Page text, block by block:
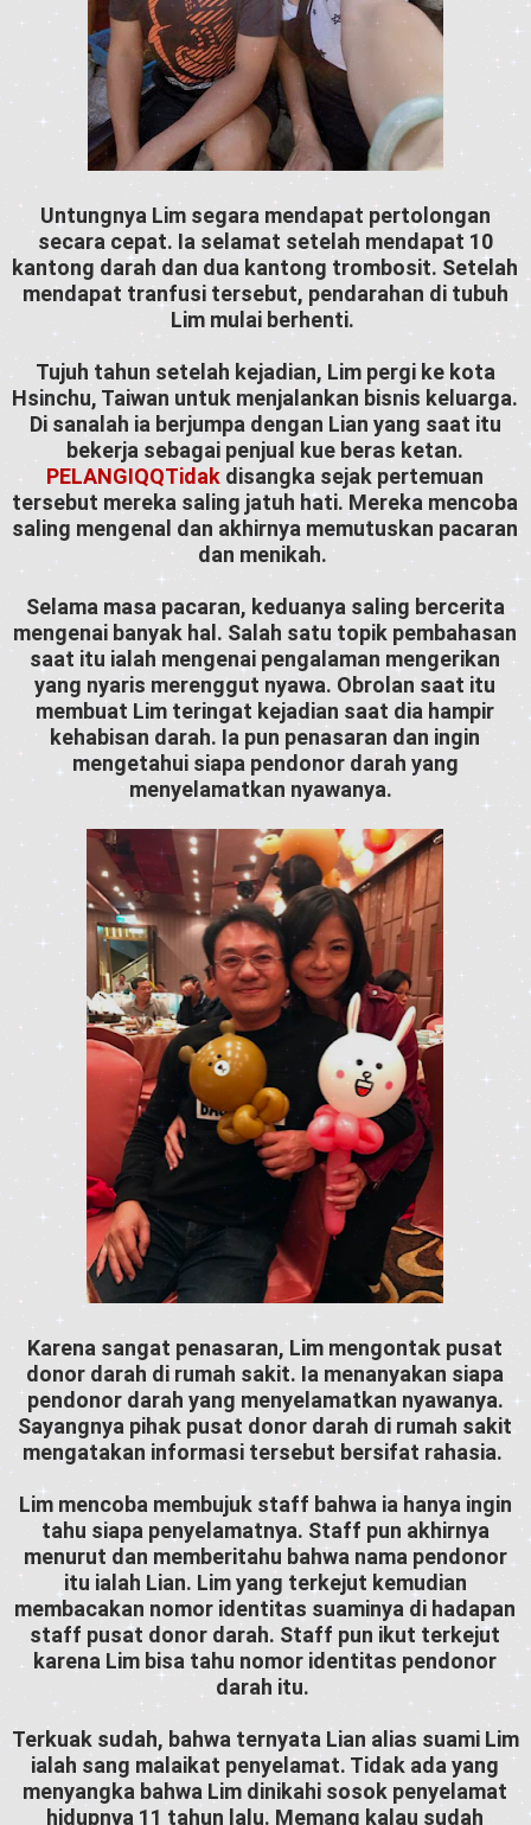
Untungnya Lim segara mendapat pertolongan
secara cepat. Ia selamat setelah mendapat 10
kantong darah dan dua kantong trombosit. Setelah
mendapat tranfusi tersebut, pendarahan di tubuh
Lim mulai berhenti.
Tujuh tahun setelah kejadian, Lim pergi ke kota
Hsinchu, Taiwan untuk menjalankan bisnis keluarga.
Di sanalah ia berjumpa dengan Lian yang saat itu
bekerja sebagai penjual kue beras ketan.
PELANGIQQTidak disangka sejak pertemuan
tersebut mereka saling jatuh hati. Mereka mencoba
saling mengenal dan akhirnya memutuskan pacaran
dan menikah.
Selama masa pacaran, keduanya saling bercerita
mengenai banyak hal. Salah satu topik pembahasan
saat itu ialah mengenai pengalaman mengerikan
yang nyaris merenggut nyawa. Obrolan saat itu
membuat Lim teringat kejadian saat dia hampir
kehabisan darah. Ia pun penasaran dan ingin
mengetahui siapa pendonor darah yang
menyelamatkan nyawanya.
Karena sangat penasaran, Lim mengontak pusat
donor darah di rumah sakit. Ia menanyakan siapa
pendonor darah yang menyelamatkan nyawanya.
Sayangnya pihak pusat donor darah di rumah sakit
mengatakan informasi tersebut bersifat rahasia.
Lim mencoba membujuk staff bahwa ia hanya ingin
tahu siapa penyelamatnya. Staff pun akhirnya
menurut dan memberitahu bahwa nama pendonor
itu ialah Lian. Lim yang terkejut kemudian
membacakan nomor identitas suaminya di hadapan
staff pusat donor darah. Staff pun ikut terkejut
karena Lim bisa tahu nomor identitas pendonor
darah itu.
Terkuak sudah, bahwa ternyata Lian alias suami Lim
ialah sang malaikat penyelamat. Tidak ada yang
menyangka bahwa Lim dinikahi sosok penyelamat
hidupnya 11 tahun lalu. Memang kalau sudah